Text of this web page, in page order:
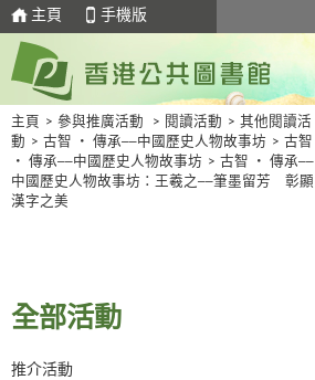
主頁 手機版
主頁 > 參與推廣活動 > 閱讀活動 > 其他閱讀活
動 > 古智 ‧ 傳承──中國歷史人物故事坊 > 古智
‧ 傳承──中國歷史人物故事坊 > 古智 ‧ 傳承──
中國歷史人物故事坊：王羲之──筆墨留芳 彰顯
漢字之美
全部活動
推介活動